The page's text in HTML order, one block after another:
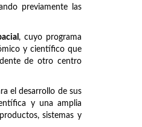
previamente las
, cuyo programa
y científico que
de otro centro
el desarrollo de sus
y una amplia
sistemas y